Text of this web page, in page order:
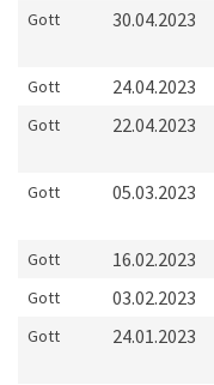
Gott 30.04.2023
Gott 24.04.2023
Gott 22.04.2023
Gott 05.03.2023
Gott 16.02.2023
Gott 03.02.2023
Gott 24.01.2023